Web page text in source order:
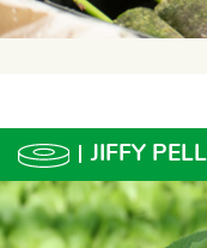
JIFFY